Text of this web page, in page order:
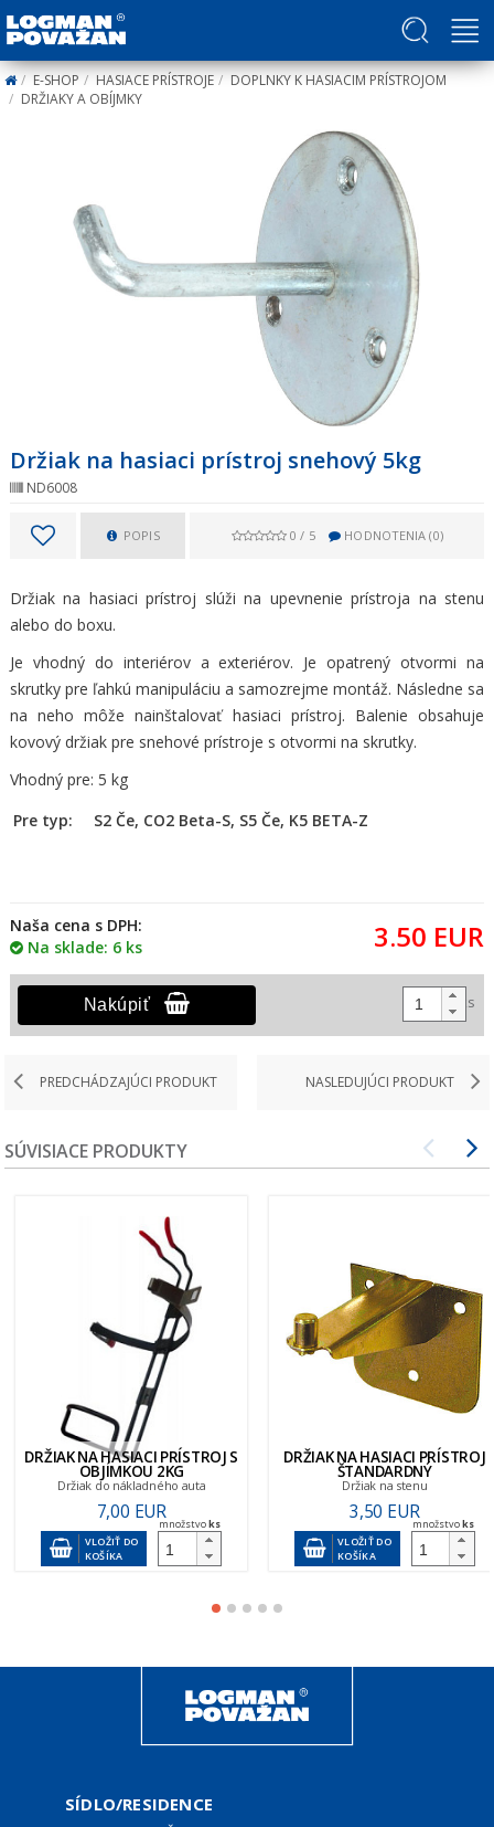
E-SHOP HASIACE PRÍSTROJE
DOPLNKY K HASIACIM PRÍSTROJOM
DRŽIAKY A OBÍJMKY
Držiak na hasiaci prístroj snehový 5kg
ND6008
POPIS 0 / 5 HODNOTENIA (0)
Držiak na hasiaci prístroj slúži na upevnenie prístroja na stenu
alebo do boxu.
Je vhodný do interiérov a exteriérov. Je opatrený otvormi na
skrutky pre ľahkú manipuláciu a samozrejme montáž. Následne sa
na neho môže nainštalovať hasiaci prístroj. Balenie obsahuje
kovový držiak pre snehové prístroje s otvormi na skrutky.
Vhodný pre: 5 kg
Pre typ:
S2 Če, CO2 Beta-S, S5 Če, K5 BETA-Z
Naša cena s DPH:
Na sklade: 6 ks
3.50 EUR
ks
Nakúpiť
NASLEDUJÚCI PRODUKT
PREDCHÁDZAJÚCI PRODUKT
SÚVISIACE PRODUKTY
DRŽIAK NA HASIACI PRÍSTROJ S
OBJÍMKOU 2KG
Držiak do nákladného auta
7,00 EUR
VLOŽIŤ DO
KOŠÍKA
množstvoks
DRŽIAK NA HASIACI PRÍSTROJ
ŠTANDARDNÝ
Držiak na stenu
3,50 EUR
VLOŽIŤ DO
KOŠÍKA
množstvoks
SÍDLO/RESIDENCE